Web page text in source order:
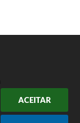
ACEITAR